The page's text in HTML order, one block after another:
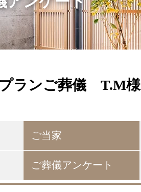
プランご葬儀 T.M様
ご当家
ご葬儀アンケート